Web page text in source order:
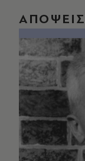
ΑΠΟΨΕΙΣ